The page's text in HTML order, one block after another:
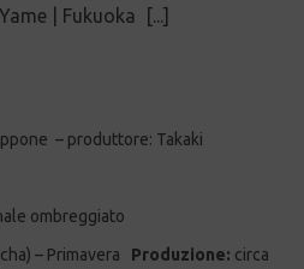
| Fukuoka [...]
– produttore: Takaki
ombreggiato
– Primavera Produzione: circa